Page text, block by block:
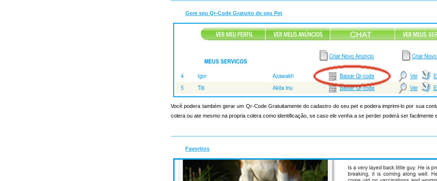
Gere seu Qr-Code Gratuito de seu Pet
Você podera também gerar um Qr-Code Gratuitamente do cadastro do seu pet e podera imprimi-lo por sua
colera ou ate mesmo na propria colera como identificação, se caso ele venha a se perder poderá ser facilmente
Favoritos